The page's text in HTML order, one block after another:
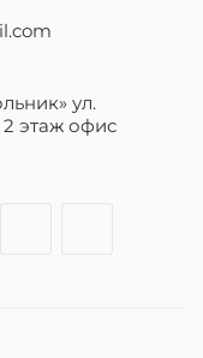
ул.
этаж офис